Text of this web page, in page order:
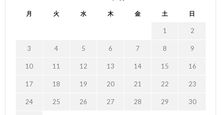
月 火 水 木 金 土 日
1 2
3 4 5 6 7 8 9
10 11 12 13 14 15 16
17 18 19 20 21 22 23
24 25 26 27 28 29 30